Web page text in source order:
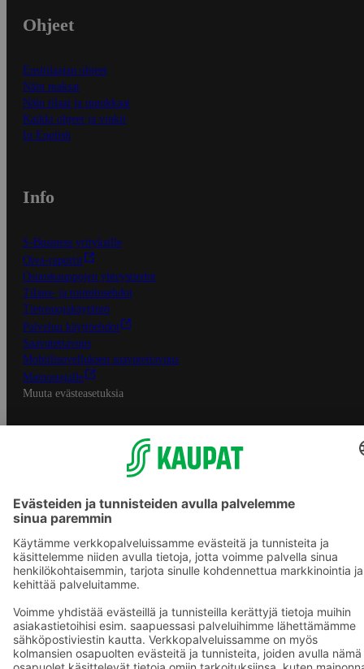
Ohjeet
Ensitilaajan ohjeet
Näin maksat
Näin tilaat ja muokkaat
Kaikki ohjeet ja vinkit
In English
Info
S-Business yrityksille
Oiva-raportit
Osuuskauppojen yhteystiedot
Tilaus- ja toimitusehdot
Tietosuojakäytäntö
Palvelun käyttöehdot
Saavutettavuus
Mobiilisovelluksen saavutettavuus
Mainostajalle
Muuta evästeasetuksia
S-ryhmän palvelut
S-ryhmä
Asiakasomistajuus
Yhteishyvä Ruoka -sovellus
S-ostoslista -sovellus
Prisma.fi
Sokos.fi
S-Pankki
Yhteishyvä
Sokos Hotels
Raflaamo